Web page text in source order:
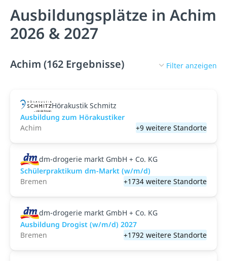
Ausbildungsplätze in Achim
2026 & 2027
Achim (162 Ergebnisse) Filter anzeigen
Hörakustik Schmitz
Ausbildung zum Hörakustiker
Achim
+9 weitere Standorte
dm-drogerie markt GmbH + Co. KG
Schülerpraktikum dm-Markt (w/m/d)
Bremen
+1734 weitere Standorte
dm-drogerie markt GmbH + Co. KG
Ausbildung Drogist (w/m/d) 2027
Bremen
+1792 weitere Standorte